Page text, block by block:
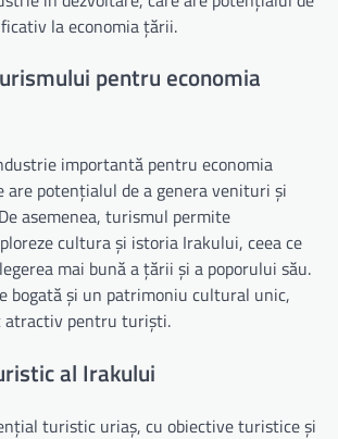
la economia țării.
pentru economia
importantă pentru economia
are potențialul de a genera venituri și
asemenea, turismul permite
cultura și istoria Irakului, ceea ce
mai bună a țării și a poporului său.
bogată și un patrimoniu cultural unic,
atractiv pentru turiști.
al Irakului
turistic uriaș, cu obiective turistice și